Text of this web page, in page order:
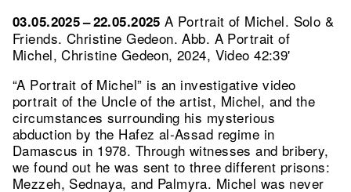
03.05.2025 – 22.05.2025A Portrait of Michel. Solo &
Friends. Christine Gedeon.Abb. A Portrait of
Michel, Christine Gedeon, 2024, Video 42:39'
“A Portrait of Michel” is an investigative video
portrait of the Uncle of the artist, Michel, and the
circumstances surrounding his mysterious
abduction by the Hafez al-Assad regime in
Damascus in 1978. Through witnesses and bribery,
we found out he was sent to three different prisons:
Mezzeh, Sednaya, and Palmyra. Michel was never